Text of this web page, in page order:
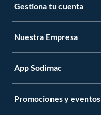
Gestiona tu cuenta
Nuestra Empresa
App Sodimac
Promociones y eventos